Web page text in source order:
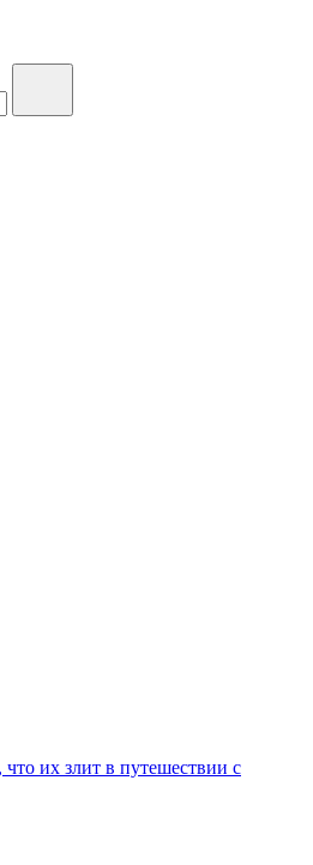
что их злит в путешествии с